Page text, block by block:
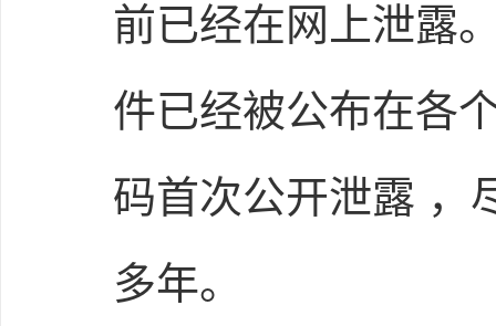
前已经在网上泄露
件已经被公布在各
码首次公开泄露 ，
多年。